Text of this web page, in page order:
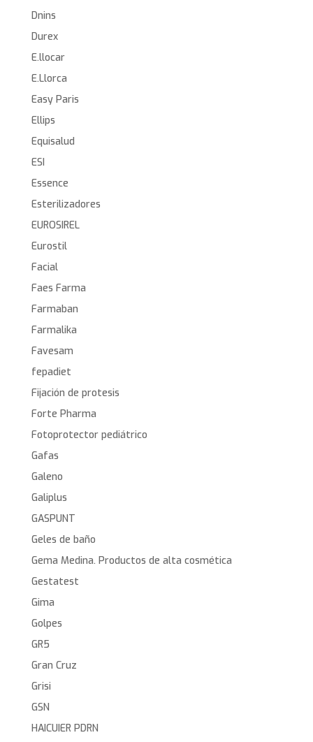
Dnins
Durex
E.llocar
E.Llorca
Easy Paris
Ellips
Equisalud
ESI
Essence
Esterilizadores
EUROSIREL
Eurostil
Facial
Faes Farma
Farmaban
Farmalika
Favesam
fepadiet
Fijación de protesis
Forte Pharma
Fotoprotector pediátrico
Gafas
Galeno
Galiplus
GASPUNT
Geles de baño
Gema Medina. Productos de alta cosmética
Gestatest
Gima
Golpes
GR5
Gran Cruz
Grisi
GSN
HAICUIER PDRN